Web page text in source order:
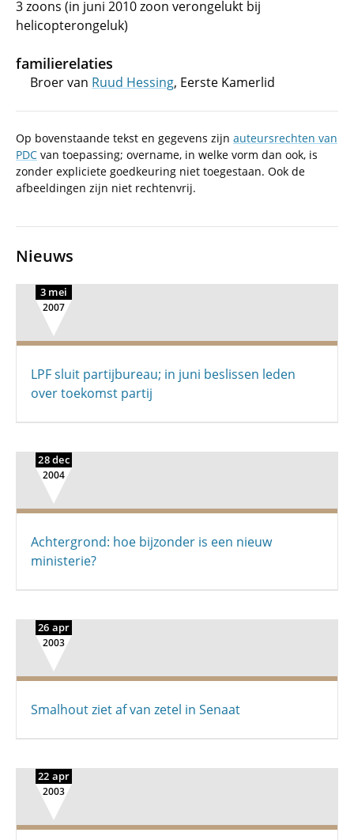
3 zoons (in juni 2010 zoon verongelukt bij
helicopterongeluk)
familierelaties
Broer van Ruud Hessing, Eerste Kamerlid
Op bovenstaande tekst en gegevens zijn auteursrechten van
PDC van toepassing; overname, in welke vorm dan ook, is
zonder expliciete goedkeuring niet toegestaan. Ook de
afbeeldingen zijn niet rechtenvrij.
Nieuws
3 mei
2007
LPF sluit partijbureau; in juni beslissen leden
over toekomst partij
28 dec
2004
Achtergrond: hoe bijzonder is een nieuw
ministerie?
26 apr
2003
Smalhout ziet af van zetel in Senaat
22 apr
2003